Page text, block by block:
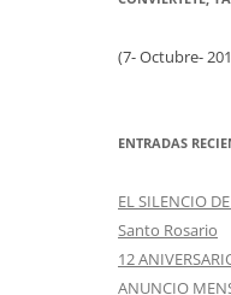
(7- Octubre-
ENTRADAS
EL SILENCIO
Santo Rosario
12
ANUNCIO